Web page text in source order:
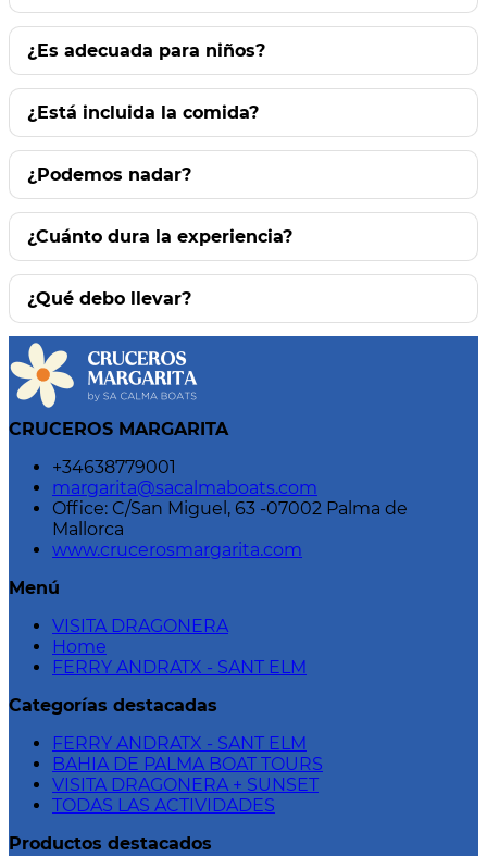
¿Es adecuada para niños?
¿Está incluida la comida?
¿Podemos nadar?
¿Cuánto dura la experiencia?
¿Qué debo llevar?
CRUCEROS MARGARITA
+34638779001
margarita@sacalmaboats.com
Office: C/San Miguel, 63 -07002 Palma de
Mallorca
www.crucerosmargarita.com
Menú
VISITA DRAGONERA
Home
FERRY ANDRATX - SANT ELM
Categorías destacadas
FERRY ANDRATX - SANT ELM
BAHIA DE PALMA BOAT TOURS
VISITA DRAGONERA + SUNSET
TODAS LAS ACTIVIDADES
Productos destacados